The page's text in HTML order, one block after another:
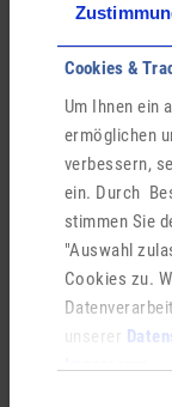
Cookies &
Um Ihnen ein
ermöglichen
verbessern,
ein. Durch
stimmen Sie
"Auswahl
Cookies zu.
unserer
Impressum.
für alle
Hierkönnen Sie